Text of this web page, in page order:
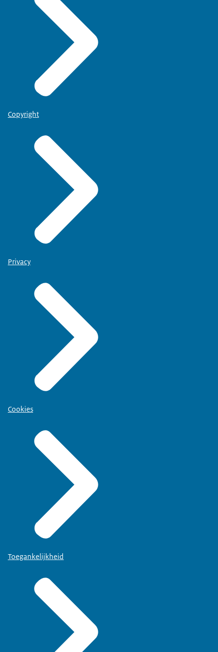
Copyright
Privacy
Cookies
Toegankelijkheid